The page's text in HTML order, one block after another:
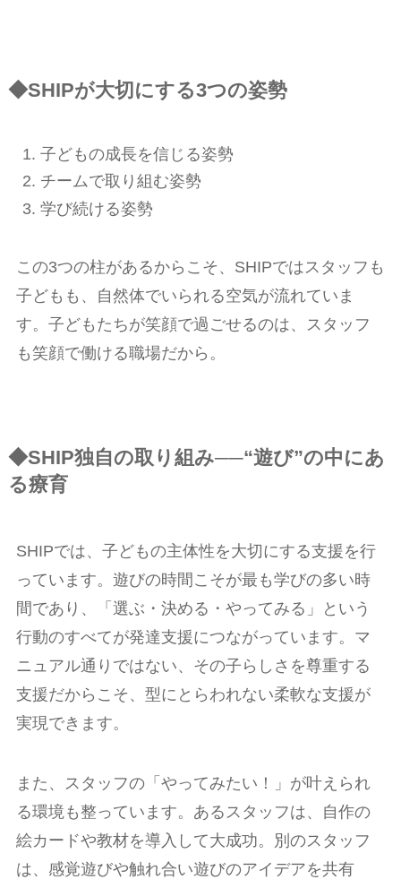
◆SHIPが大切にする3つの姿勢
子どもの成長を信じる姿勢
チームで取り組む姿勢
学び続ける姿勢
この3つの柱があるからこそ、SHIPではスタッフも
子どもも、自然体でいられる空気が流れていま
す。子どもたちが笑顔で過ごせるのは、スタッフ
も笑顔で働ける職場だから。
◆SHIP独自の取り組み──“遊び”の中にあ
る療育
SHIPでは、子どもの主体性を大切にする支援を行
っています。遊びの時間こそが最も学びの多い時
間であり、「選ぶ・決める・やってみる」という
行動のすべてが発達支援につながっています。マ
ニュアル通りではない、その子らしさを尊重する
支援だからこそ、型にとらわれない柔軟な支援が
実現できます。
また、スタッフの「やってみたい！」が叶えられ
る環境も整っています。あるスタッフは、自作の
絵カードや教材を導入して大成功。別のスタッフ
は、感覚遊びや触れ合い遊びのアイデアを共有